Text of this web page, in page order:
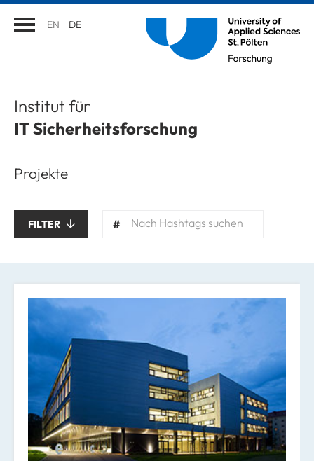
EN DE
Institut für
IT Sicherheitsforschung
Projekte
FILTER Nach Hashtags suchen